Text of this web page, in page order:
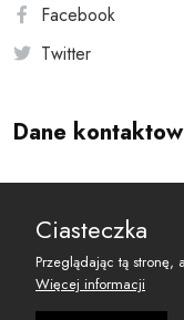
Facebook
Twitter
Dane
Ciasteczka
Przeglądając tą stronę,
Więcej informacji